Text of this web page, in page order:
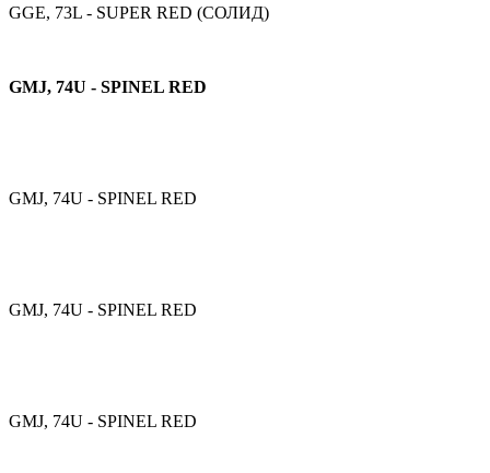
GGE, 73L - SUPER RED (СОЛИД)
GMJ, 74U - SPINEL RED
GMJ, 74U - SPINEL RED
GMJ, 74U - SPINEL RED
GMJ, 74U - SPINEL RED